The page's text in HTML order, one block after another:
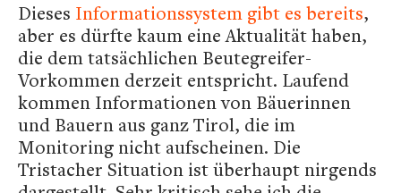
Dieses Informationssystem gibt es bereits,
aber es dürfte kaum eine Aktualität haben,
die dem tatsächlichen Beutegreifer-
Vorkommen derzeit entspricht. Laufend
kommen Informationen von Bäuerinnen
und Bauern aus ganz Tirol, die im
Monitoring nicht aufscheinen. Die
Tristacher Situation ist überhaupt nirgends